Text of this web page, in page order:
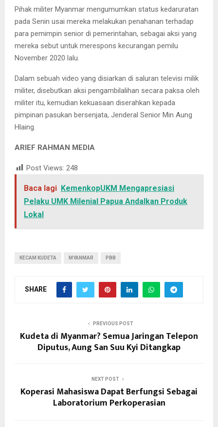
Pihak militer Myanmar mengumumkan status kedaruratan
pada Senin usai mereka melakukan penahanan terhadap
para pemimpin senior di pemerintahan, sebagai aksi yang
mereka sebut untuk merespons kecurangan pemilu
November 2020 lalu.
Dalam sebuah video yang disiarkan di saluran televisi milik
militer, disebutkan aksi pengambilalihan secara paksa oleh
militer itu, kemudian kekuasaan diserahkan kepada
pimpinan pasukan bersenjata, Jenderal Senior Min Aung
Hlaing.
ARIEF RAHMAN MEDIA
Post Views: 248
Baca lagi KemenkopUKM Mengapresiasi
Pelaku UMK Milenial Papua Andalkan Produk
Lokal
KECAM KUDETA MYANMAR PBB
SHARE
PREVIOUS POST
Kudeta di Myanmar? Semua Jaringan Telepon
Diputus, Aung San Suu Kyi Ditangkap
NEXT POST
Koperasi Mahasiswa Dapat Berfungsi Sebagai
Laboratorium Perkoperasian